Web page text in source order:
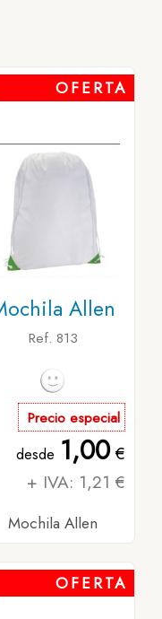
OFERTA
Allen
Ref. 813
Precio especial
desde 1,00€
+ IVA: 1,21 €
Mochila Allen
OFERTA